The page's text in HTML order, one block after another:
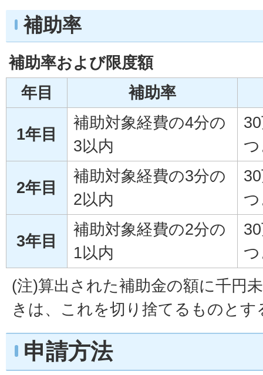
補助率
補助率および限度額
年目
補助率
1年目
補助対象経費の4分の
3以内
2年目
補助対象経費の3分の
2以内
3年目
補助対象経費の2分の
1以内
(注)算出された補助金の額に千円
きは、これを切り捨てるものとす
申請方法